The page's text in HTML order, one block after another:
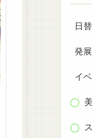
日
発
イ